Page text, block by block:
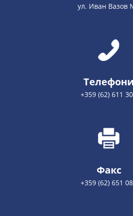
ул. Иван Вазов
Телефони
+359 (62) 611
Факс
+359 (62) 651